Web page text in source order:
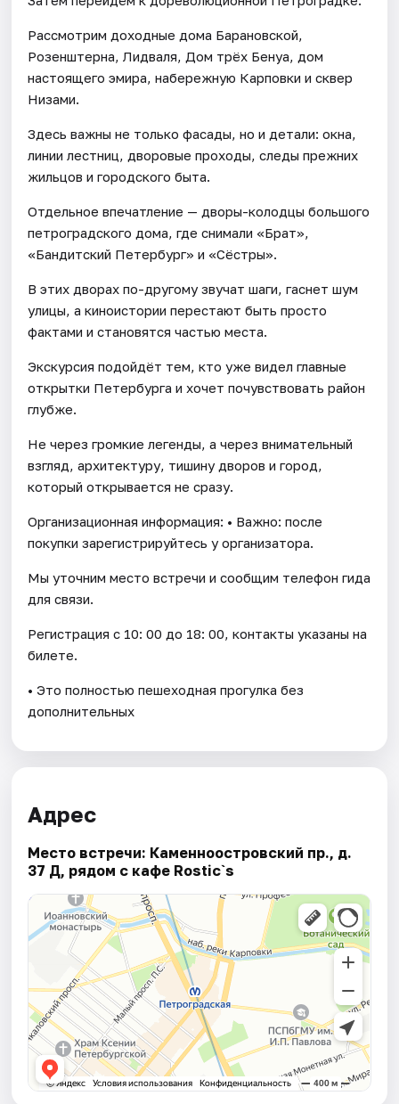
Рассмотрим доходные дома Барановской,
Розенштерна, Лидваля, Дом трёх Бенуа, дом
настоящего эмира, набережную Карповки и сквер
Низами.
Здесь важны не только фасады, но и детали: окна,
линии лестниц, дворовые проходы, следы прежних
жильцов и городского быта.
Отдельное впечатление — дворы-колодцы большого
петроградского дома, где снимали «Брат»,
«Бандитский Петербург» и «Сёстры».
В этих дворах по-другому звучат шаги, гаснет шум
улицы, а киноистории перестают быть просто
фактами и становятся частью места.
Экскурсия подойдёт тем, кто уже видел главные
открытки Петербурга и хочет почувствовать район
глубже.
Не через громкие легенды, а через внимательный
взгляд, архитектуру, тишину дворов и город,
который открывается не сразу.
Организационная информация: • Важно: после
покупки зарегистрируйтесь у организатора.
Мы уточним место встречи и сообщим телефон гида
для связи.
Регистрация с 10: 00 до 18: 00, контакты указаны на
билете.
• Это полностью пешеходная прогулка без
дополнительных
Адрес
Место встречи: Каменноостровский пр., д.
37 Д, рядом с кафе Rostic`s